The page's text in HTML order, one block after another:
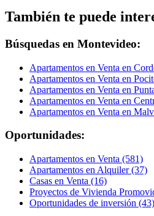
También te puede
Búsquedas en Montevideo:
Apartamentos en Venta en
Apartamentos en Venta en
Apartamentos en Venta en
Apartamentos en Venta en
Apartamentos en Venta en
Oportunidades:
Apartamentos en Venta (581)
Apartamentos en Alquiler (37)
Casas en Venta (16)
Proyectos de Vivienda
Oportunidades de inversión (43)